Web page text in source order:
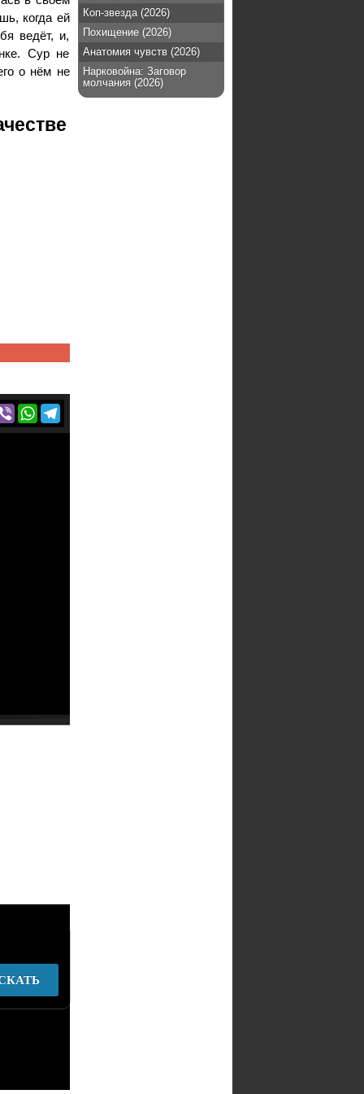
Коп-звезда (2026)
Похищение (2026)
Анатомия чувств (2026)
Нарковойна: Заговор
молчания (2026)
когда ей
ведёт, и,
Сур не
о нём не
ViberWhatsApp
Telegram